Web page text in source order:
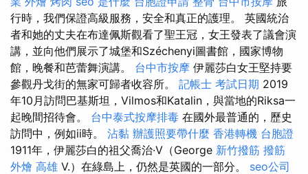
行時，我們保證高級服務，安全和真正的護理。 英國統治
者和她的丈夫在布達佩斯觀看了聖王冠，女王發表了議會演
講，並向他們展示了城堡和Széchenyi圖書館，國家博物
館，晚餐和芭蕾舞演講。 台中市按摩 伊麗莎白女王堅持要
參觀丹戈街的無家可歸者收容所。 記帳士 考試日期 2019
年10月訪問巴基斯坦，Vilmos和Katalin，與當地的Riksa一
起晚間招待會。 台中泰式按摩排毒 在國外最普通的，歷史
訪問中，例如ii時。 沾黏 辦護照要帶什麼 香港轉機 台胞證
1911年，伊麗莎白的祖父喬治·V（George 新竹撥筋 撥筋
外燴 高雄 V.）在綠島上，仍然是英國的一部分。 seo公司